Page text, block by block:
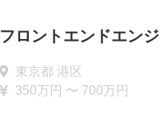
フロントエンドエン
東京都 港区
350万円 〜 700万円